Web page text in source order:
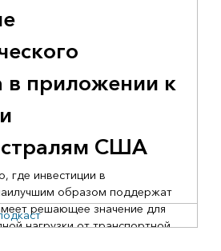
в приложении к
США
где инвестиции в
образом поддержат
решающее значение для
нагрузки от транспортной